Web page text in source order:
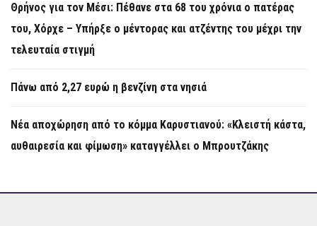
Θρήνος για τον Μέσι: Πέθανε στα 68 του χρόνια ο πατέρας
του, Χόρχε – Υπήρξε ο μέντορας και ατζέντης του μέχρι την
τελευταία στιγμή
Πάνω από 2,27 ευρώ η βενζίνη στα νησιά
Νέα αποχώρηση από το κόμμα Καρυστιανού: «Κλειστή κάστα,
αυθαιρεσία και φίμωση» καταγγέλλει ο Μπρουτζάκης